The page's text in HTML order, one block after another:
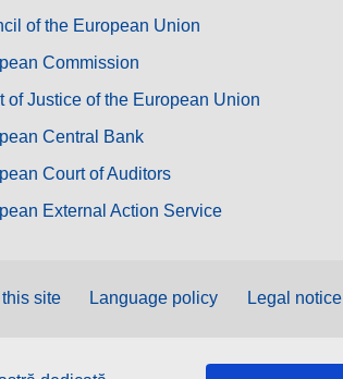
of the European Union
Commission
of Justice of the European Union
Central Bank
Court of Auditors
External Action Service
site Language policy Legal notice